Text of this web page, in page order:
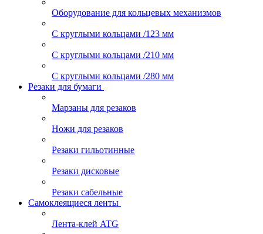
Оборудование для кольцевых механизмов
С круглыми кольцами /123 мм
С круглыми кольцами /210 мм
С круглыми кольцами /280 мм
Резаки для бумаги
Марзаны для резаков
Ножи для резаков
Резаки гильотинные
Резаки дисковые
Резаки сабельные
Самоклеящиеся ленты
Лента-клей ATG